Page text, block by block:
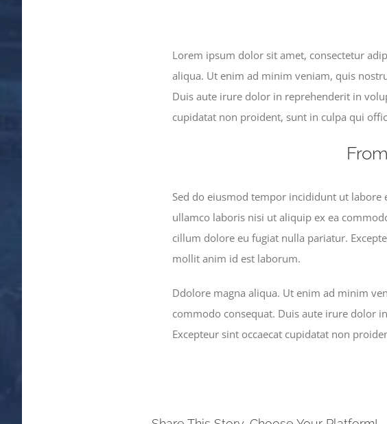
Lorem ipsum dolor sit amet, consectetur
aliqua. Ut enim ad minim veniam, quis
Duis aute irure dolor in reprehenderit in
cupidatat non proident, sunt in culpa qui
Sed do eiusmod tempor incididunt ut
ullamco laboris nisi ut aliquip ex ea
cillum dolore eu fugiat nulla pariatur.
mollit anim id est laborum.
Ddolore magna aliqua. Ut enim ad minim
commodo consequat. Duis aute irure dolor
Excepteur sint occaecat cupidatat non